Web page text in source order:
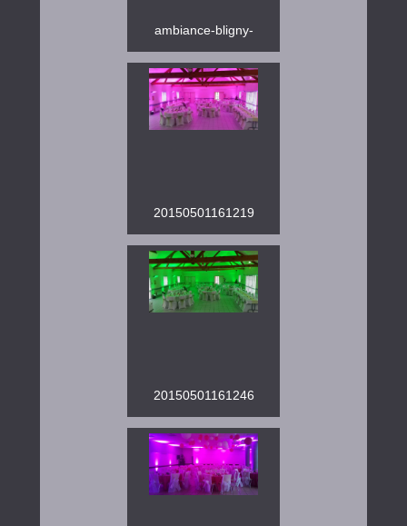
ambiance-bligny-
20150501161219
20150501161246